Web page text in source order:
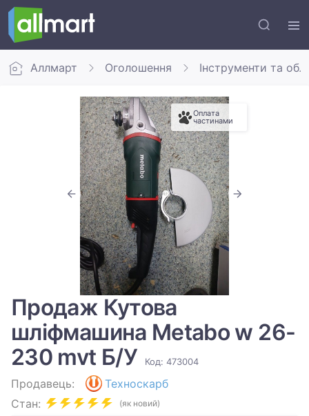
Аллмарт Оголошення Інструменти та
Оплата
частинами
Продаж Кутова
шліфмашина Metabo w 26-
230 mvt Б/У
Код: 473004
Продавець:
Техноскарб
Стан:
(як новий)